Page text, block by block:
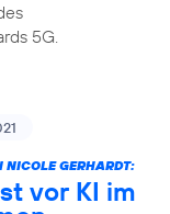
5G.
NICOLE GERHARDT:
vor KI im